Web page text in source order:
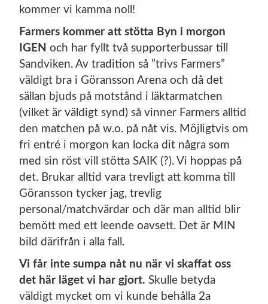
kommer vi kamma noll!
Farmers kommer att stötta Byn i morgon
IGEN och har fyllt två supporterbussar till
Sandviken. Av tradition så ”trivs Farmers”
väldigt bra i Göransson Arena och då det
sällan bjuds på motstånd i läktarmatchen
(vilket är väldigt synd) så vinner Farmers alltid
den matchen på w.o. på nåt vis. Möjligtvis om
fri entré i morgon kan locka dit några som
med sin röst vill stötta SAIK (?). Vi hoppas på
det. Brukar alltid vara trevligt att komma till
Göransson tycker jag, trevlig
personal/matchvärdar och där man alltid blir
bemött med ett leende oavsett. Det är MIN
bild därifrån i alla fall.
Vi får inte sumpa nåt nu när vi skaffat oss
det här läget vi har gjort. Skulle betyda
väldigt mycket om vi kunde behålla 2a